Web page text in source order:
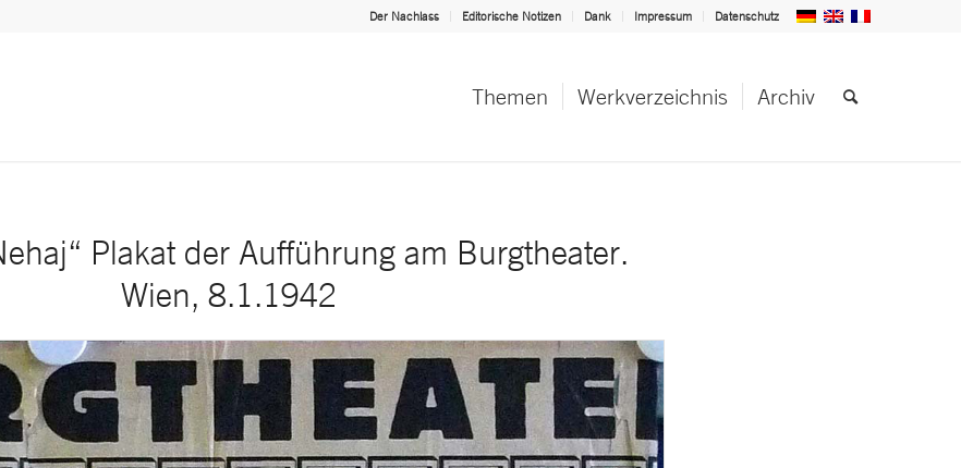
Der Nachlass Editorische Notizen Dank Impressum Datenschutz
Themen Werkverzeichnis Archiv
Plakat der Aufführung am Burgtheater.
Wien, 8.1.1942